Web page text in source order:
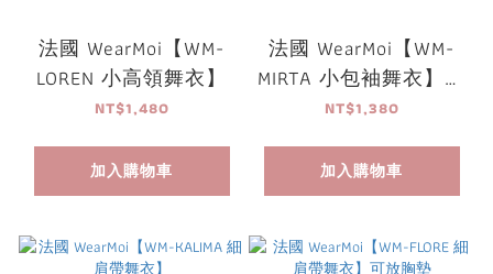
法國 WearMoi【WM-
LOREN 小高領舞衣】
NT$1,480
加入購物車
法國 WearMoi【WM-
MIRTA 小包袖舞衣】可
放胸墊
NT$1,380
加入購物車